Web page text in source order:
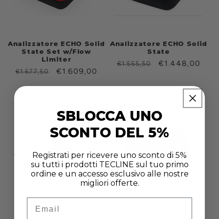
Analizzatore ECHO Solid
State Set w/Flow
Limiter
Prezzo
listino
€1.677,50
Prezzo
€1.609,00
Analizzatore ECHO Solid
State
Prezzo
listino
€1.555,50
Prezzo
€1.448,00
SBLOCCA UNO
SCONTO DEL 5%
Registrati per ricevere uno sconto di 5%
su tutti i prodotti TECLINE sul tuo primo
ordine e un accesso esclusivo alle nostre
migliori offerte.